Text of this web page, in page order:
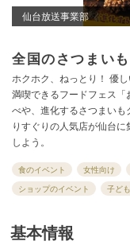
仙台放送事業部
全国のさつまい
ホクホク、ねっとり！ 優
満喫できるフードフェス
べや、進化するさつまい
りすぐりの人気店が仙台
しよう。
食のイベント 女性向け
ショップのイベント
子ど
基本情報